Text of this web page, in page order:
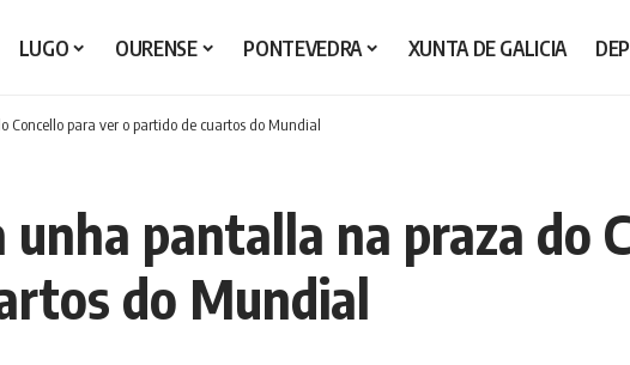
LUGO OURENSE PONTEVEDRA XUNTA DE GALICIA
Concello para ver o partido de cuartos do Mundial
unha pantalla na praza do
do Mundial